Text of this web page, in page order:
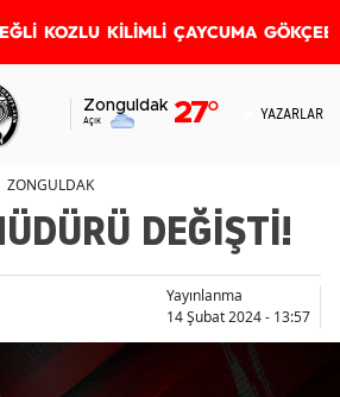
KOZLU KİLİMLİ ÇAYCUMA
Zonguldak
Açık 27° YAZARLAR
ZONGULDAK
DEĞİŞTİ!
Yayınlanma
14 Şubat 2024 - 13:57